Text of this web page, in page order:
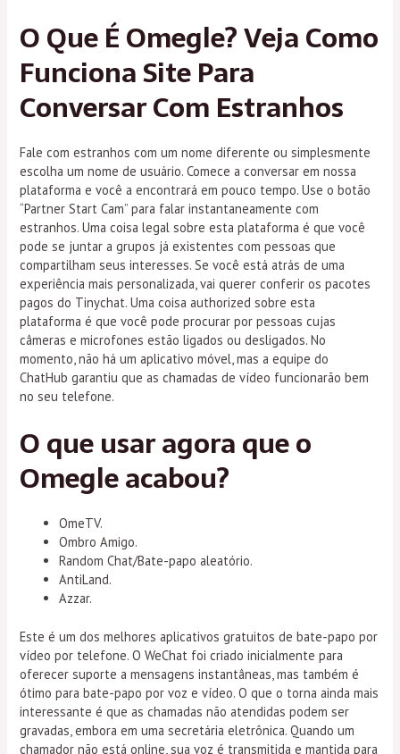
O Que É Omegle? Veja Como
Funciona Site Para
Conversar Com Estranhos
Fale com estranhos com um nome diferente ou simplesmente
escolha um nome de usuário. Comece a conversar em nossa
plataforma e você a encontrará em pouco tempo. Use o botão
“Partner Start Cam” para falar instantaneamente com
estranhos. Uma coisa legal sobre esta plataforma é que você
pode se juntar a grupos já existentes com pessoas que
compartilham seus interesses. Se você está atrás de uma
experiência mais personalizada, vai querer conferir os pacotes
pagos do Tinychat. Uma coisa authorized sobre esta
plataforma é que você pode procurar por pessoas cujas
câmeras e microfones estão ligados ou desligados. No
momento, não há um aplicativo móvel, mas a equipe do
ChatHub garantiu que as chamadas de vídeo funcionarão bem
no seu telefone.
O que usar agora que o
Omegle acabou?
OmeTV.
Ombro Amigo.
Random Chat/Bate-papo aleatório.
AntiLand.
Azzar.
Este é um dos melhores aplicativos gratuitos de bate-papo por
vídeo por telefone. O WeChat foi criado inicialmente para
oferecer suporte a mensagens instantâneas, mas também é
ótimo para bate-papo por voz e vídeo. O que o torna ainda mais
interessante é que as chamadas não atendidas podem ser
gravadas, embora em uma secretária eletrônica. Quando um
chamador não está online, sua voz é transmitida e mantida para